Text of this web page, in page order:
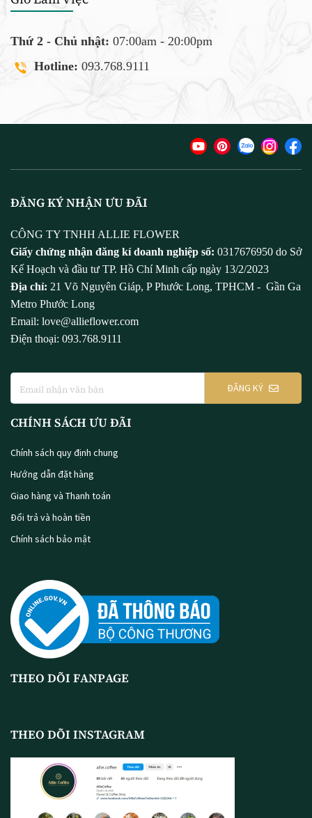
Thứ 2 - Chủ nhật: 07:00am - 20:00pm
Hotline: 093.768.9111
ĐĂNG KÝ NHẬN ƯU ĐÃI
CÔNG TY TNHH ALLIE FLOWER
Giấy chứng nhận đăng kí doanh nghiệp số: 0317676950 do Sở
Kế Hoạch và đầu tư TP. Hồ Chí Minh cấp ngày 13/2/2023
Địa chỉ: 21 Võ Nguyên Giáp, P Phước Long, TPHCM - Gần Ga
Metro Phước Long
Email: love@allieflower.com
Điện thoại: 093.768.9111
ĐĂNG KÝ
CHÍNH SÁCH ƯU ĐÃI
Chính sách quy định chung
Hướng dẫn đặt hàng
Giao hàng và Thanh toán
Đổi trả và hoàn tiền
Chính sách bảo mật
THEO DÕI FANPAGE
THEO DÕI INSTAGRAM